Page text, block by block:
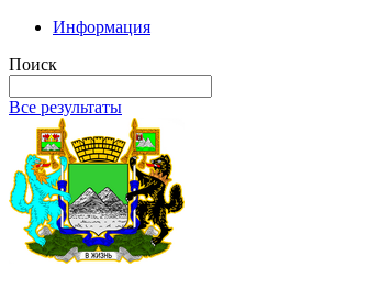
Информация
Поиск
Все результаты